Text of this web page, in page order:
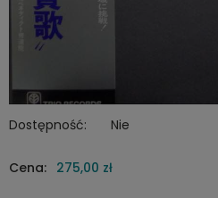
Dostępność: Nie
Cena: 275,00 zł